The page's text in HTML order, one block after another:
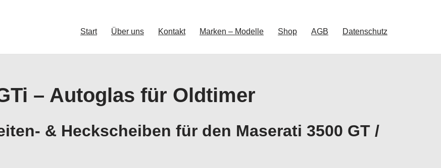
Start Über uns Kontakt Marken – Modelle Shop AGB Datenschutz
– Autoglas für Oldtimer
& Heckscheiben für den Maserati 3500 GT /